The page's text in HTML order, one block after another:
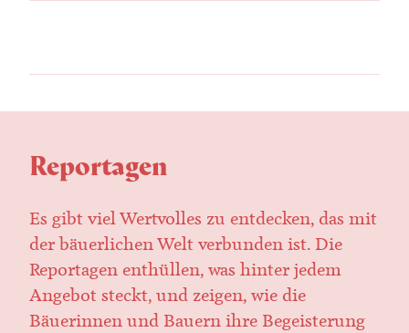
Reportagen
Es gibt viel Wertvolles zu entdecken, das mit
der bäuerlichen Welt verbunden ist. Die
Reportagen enthüllen, was hinter jedem
Angebot steckt, und zeigen, wie die
Bäuerinnen und Bauern ihre Begeisterung